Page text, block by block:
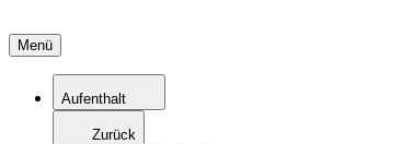
Menü
Aufenthalt
Zurück